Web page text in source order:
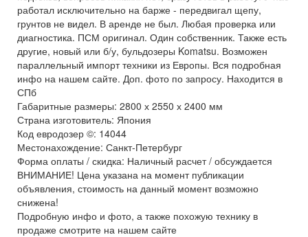
работал исключительно на барже - передвигал щепу,
грунтов не видел. В аренде не был. Любая проверка или
диагностика. ПСМ оригинал. Один собственник. Также есть
другие, новый или б/у, бульдозеры Komatsu. Возможен
параллельный импорт техники из Европы. Вся подробная
инфо на нашем сайте. Доп. фото по запросу. Находится в
СПб
Габаритные размеры: 2800 х 2550 х 2400 мм
Страна изготовитель: Япония
Код евродозер ©: 14044
Местонахождение: Санкт-Петербург
Форма оплаты / скидка: Наличный расчет / обсуждается
ВНИМАНИЕ! Цена указана на момент публикации
объявления, стоимость на данный момент возможно
снижена!
Подробную инфо и фото, а также похожую технику в
продаже смотрите на нашем сайте